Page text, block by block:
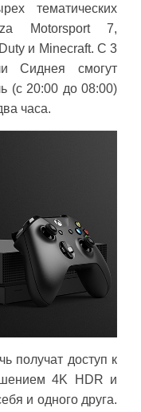
тематических
Motorsport 7,
и Minecraft. С 3
Сиднея смогут
(с 20:00 до 08:00)
часа.
получат доступ к
4K HDR и
и одного друга.